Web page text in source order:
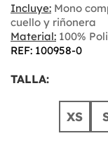
Incluye: Mono
cuello y riñonera
Material: 100%
REF: 100958-0
TALLA:
XS